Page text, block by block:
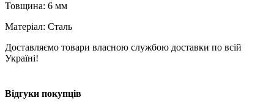
Товщина: 6 мм
Матеріал: Сталь
Доставляємо товари власною службою доставки по всій
Україні!
Відгуки покупців